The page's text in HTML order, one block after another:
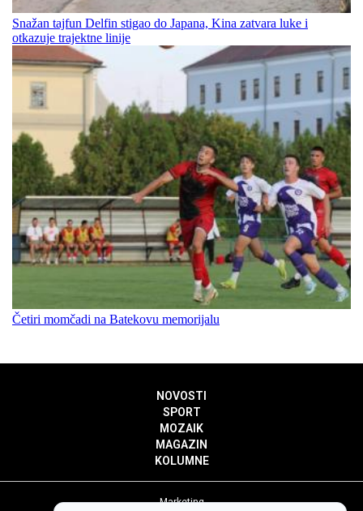
Snažan tajfun Delfin stigao do Japana, Kina zatvara luke i
otkazuje trajektne linije
Četiri momčadi na Batekovu memorijalu
NOVOSTI
SPORT
MOZAIK
MAGAZIN
KOLUMNE
Marketing